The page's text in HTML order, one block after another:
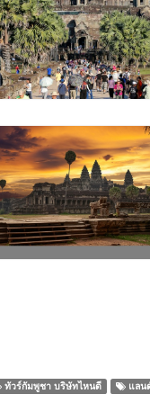
VIEW IMAGES
VIEW IMAGES
ทัวร์กัมพูชา บริษัทไหนดี แลน